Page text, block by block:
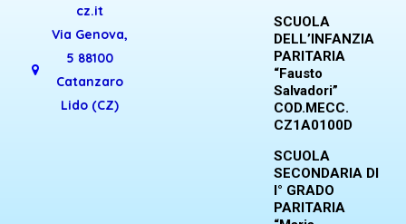
cz.it
Via Genova,
5 88100
Catanzaro
Lido (CZ)
SCUOLA
DELL’INFANZIA
PARITARIA
“Fausto
Salvadori”
COD.MECC.
CZ1A0100D
SCUOLA
SECONDARIA DI
I° GRADO
PARITARIA